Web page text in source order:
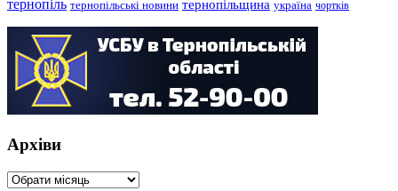
тернопіль тернопільські новини тернопільщина україна чортків
Архіви
Архіви